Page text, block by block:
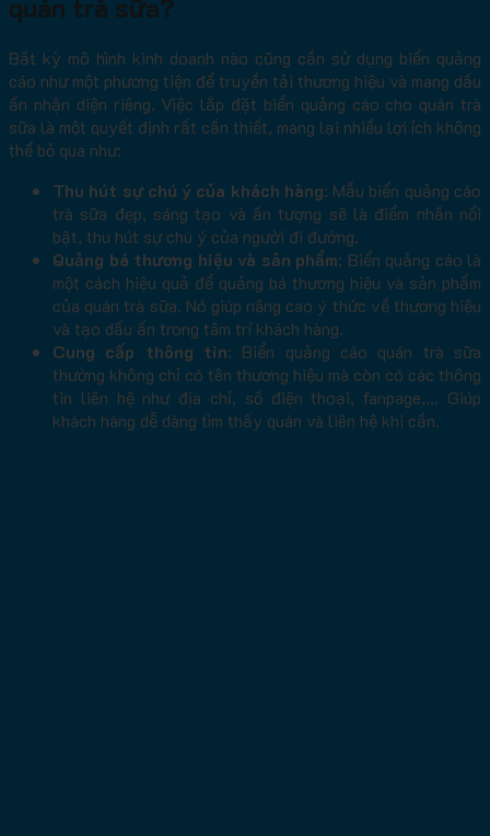
quán trà sữa?
Bất kỳ mô hình kinh doanh nào cũng cần sử dụng biển quảng
cáo như một phương tiện để truyền tải thương hiệu và mang dấu
ấn nhận diện riêng. Việc lắp đặt biển quảng cáo cho quán trà
sữa là một quyết định rất cần thiết, mang lại nhiều lợi ích không
thể bỏ qua như:
Thu hút sự chú ý của khách hàng: Mẫu biển quảng cáo
trà sữa đẹp, sáng tạo và ấn tượng sẽ là điểm nhấn nổi
bật, thu hút sự chú ý của người đi đường.
Quảng bá thương hiệu và sản phẩm: Biển quảng cáo là
một cách hiệu quả để quảng bá thương hiệu và sản phẩm
của quán trà sữa. Nó giúp nâng cao ý thức về thương hiệu
và tạo dấu ấn trong tâm trí khách hàng.
Cung cấp thông tin: Biển quảng cáo quán trà sữa
thường không chỉ có tên thương hiệu mà còn có các thông
tin liên hệ như địa chỉ, số điện thoại, fanpage,… Giúp
khách hàng dễ dàng tìm thấy quán và liên hệ khi cần.